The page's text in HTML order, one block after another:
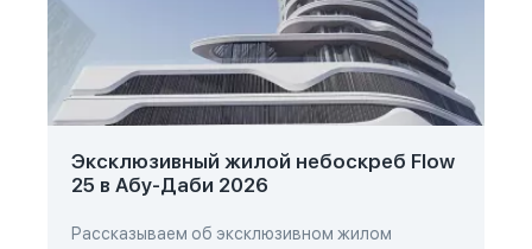
Эксклюзивный жилой небоскреб Flow
25 в Абу-Даби 2026
Рассказываем об эксклюзивном жилом